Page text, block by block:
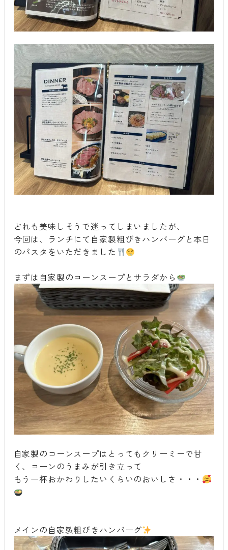
どれも美味しそうで迷ってしまいましたが、
今回は、ランチにて自家製粗びきハンバーグと本日
のパスタをいただきました
まずは自家製のコーンスープとサラダから
自家製のコーンスープはとってもクリーミーで甘
く、コーンのうまみが引き立って
もう一杯おかわりしたいくらいのおいしさ・・・
メインの自家製粗びきハンバーグ